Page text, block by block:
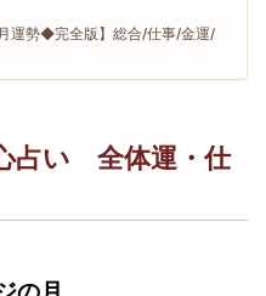
運勢◆完全版】総合/仕事/金運/
占い 全体運・仕